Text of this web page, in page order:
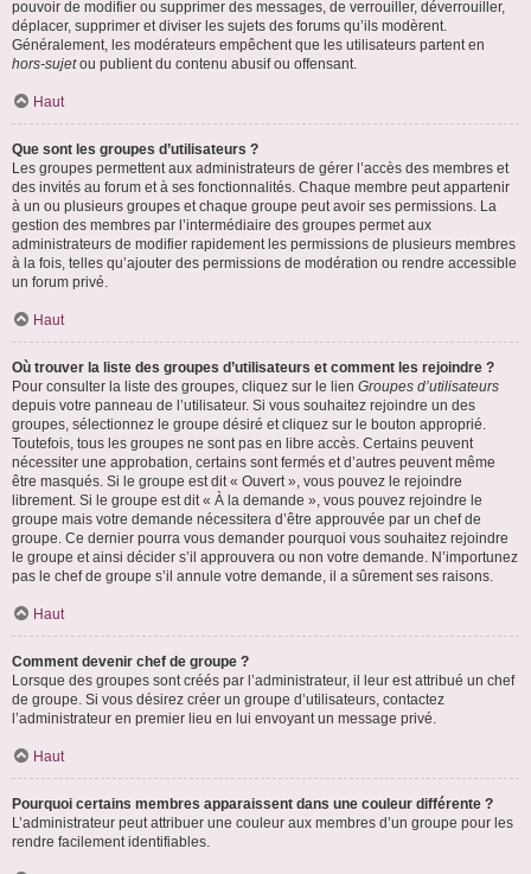
pouvoir de modifier ou supprimer des messages, de verrouiller, déverrouiller,
déplacer, supprimer et diviser les sujets des forums qu’ils modèrent.
Généralement, les modérateurs empêchent que les utilisateurs partent en
hors-sujetou publient du contenu abusif ou offensant.
Haut
Que sont les groupes d’utilisateurs ?
Les groupes permettent aux administrateurs de gérer l’accès des membres et
des invités au forum et à ses fonctionnalités. Chaque membre peut appartenir
à un ou plusieurs groupes et chaque groupe peut avoir ses permissions. La
gestion des membres par l’intermédiaire des groupes permet aux
administrateurs de modifier rapidement les permissions de plusieurs membres
à la fois, telles qu’ajouter des permissions de modération ou rendre accessible
un forum privé.
Haut
Où trouver la liste des groupes d’utilisateurs et comment les rejoindre ?
Pour consulter la liste des groupes, cliquez sur le lien Groupes d’utilisateurs
depuis votre panneau de l’utilisateur. Si vous souhaitez rejoindre un des
groupes, sélectionnez le groupe désiré et cliquez sur le bouton approprié.
Toutefois, tous les groupes ne sont pas en libre accès. Certains peuvent
nécessiter une approbation, certains sont fermés et d’autres peuvent même
être masqués. Si le groupe est dit « Ouvert », vous pouvez le rejoindre
librement. Si le groupe est dit « À la demande », vous pouvez rejoindre le
groupe mais votre demande nécessitera d’être approuvée par un chef de
groupe. Ce dernier pourra vous demander pourquoi vous souhaitez rejoindre
le groupe et ainsi décider s’il approuvera ou non votre demande. N’importunez
pas le chef de groupe s’il annule votre demande, il a sûrement ses raisons.
Haut
Comment devenir chef de groupe ?
Lorsque des groupes sont créés par l’administrateur, il leur est attribué un chef
de groupe. Si vous désirez créer un groupe d’utilisateurs, contactez
l’administrateur en premier lieu en lui envoyant un message privé.
Haut
Pourquoi certains membres apparaissent dans une couleur différente ?
L’administrateur peut attribuer une couleur aux membres d’un groupe pour les
rendre facilement identifiables.